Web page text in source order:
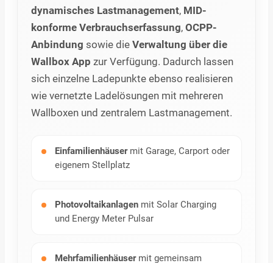
dynamisches Lastmanagement, MID-
konforme Verbrauchserfassung, OCPP-
Anbindung sowie die Verwaltung über die
Wallbox App zur Verfügung. Dadurch lassen
sich einzelne Ladepunkte ebenso realisieren
wie vernetzte Ladelösungen mit mehreren
Wallboxen und zentralem Lastmanagement.
Einfamilienhäusermit Garage, Carport oder
eigenem Stellplatz
Photovoltaikanlagen mit Solar Charging
und Energy Meter Pulsar
Mehrfamilienhäusermit gemeinsam